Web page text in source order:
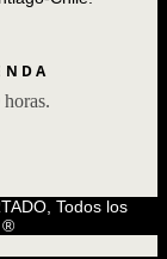
Todos los
®